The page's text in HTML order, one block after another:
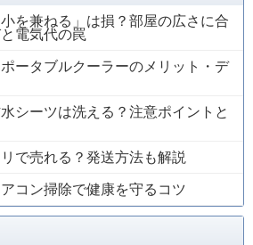
小を兼ねる」は損？部屋の広さに合
電気代の罠
ータブルクーラーのメリット・デ
シーツは洗える？注意ポイントと
で売れる？発送方法も解説
コン掃除で健康を守るコツ